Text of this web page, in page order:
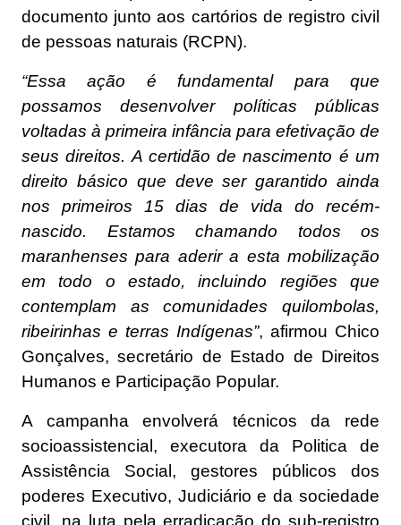
documento junto aos cartórios de registro civil
de pessoas naturais (RCPN).
“Essa ação é fundamental para que
possamos desenvolver políticas públicas
voltadas à primeira infância para efetivação de
seus direitos. A certidão de nascimento é um
direito básico que deve ser garantido ainda
nos primeiros 15 dias de vida do recém-
nascido. Estamos chamando todos os
maranhenses para aderir a esta mobilização
em todo o estado, incluindo regiões que
contemplam as comunidades quilombolas,
ribeirinhas e terras Indígenas”, afirmou Chico
Gonçalves, secretário de Estado de Direitos
Humanos e Participação Popular.
A campanha envolverá técnicos da rede
socioassistencial, executora da Politica de
Assistência Social, gestores públicos dos
poderes Executivo, Judiciário e da sociedade
civil, na luta pela erradicação do sub-registro